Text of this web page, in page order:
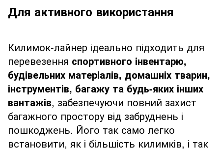
Для активного використання
Килимок-лайнер ідеально підходить для
перевезення спортивного інвентарю,
будівельних матеріалів, домашніх тварин,
інструментів, багажу та будь-яких інших
вантажів, забезпечуючи повний захист
багажного простору від забруднень і
пошкоджень. Його так само легко
встановити, як і більшість килимків, і так